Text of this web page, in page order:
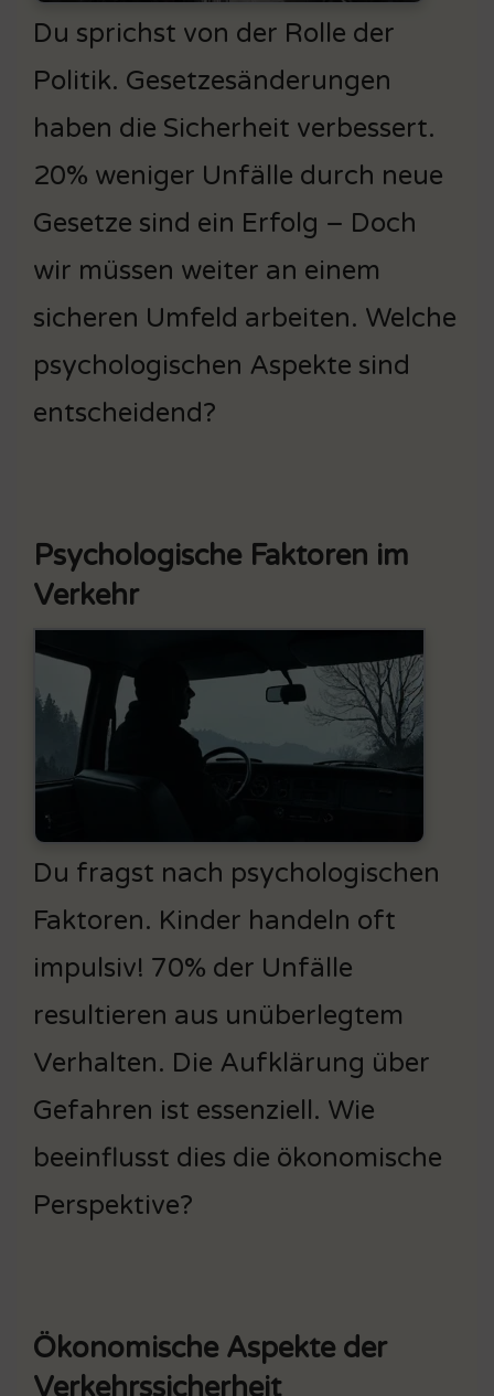
Du sprichst von der Rolle der
Politik. Gesetzesänderungen
haben die Sicherheit verbessert.
20% weniger Unfälle durch neue
Gesetze sind ein Erfolg – Doch
wir müssen weiter an einem
sicheren Umfeld arbeiten. Welche
psychologischen Aspekte sind
entscheidend?
Psychologische Faktoren im
Verkehr
Du fragst nach psychologischen
Faktoren. Kinder handeln oft
impulsiv! 70% der Unfälle
resultieren aus unüberlegtem
Verhalten. Die Aufklärung über
Gefahren ist essenziell. Wie
beeinflusst dies die ökonomische
Perspektive?
Ökonomische Aspekte der
Verkehrssicherheit